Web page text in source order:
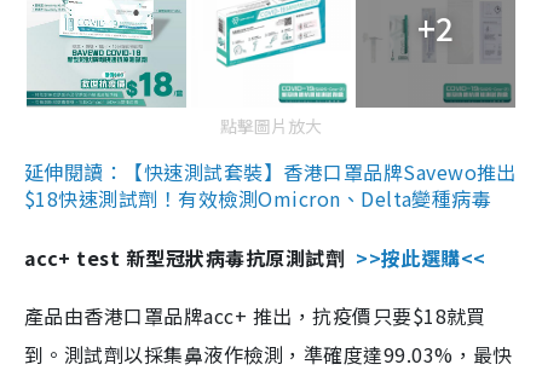
+2
點擊圖片放大
延伸閱讀：【快速測試套裝】香港口罩品牌Savewo推出
$18快速測試劑！有效檢測Omicron、Delta變種病毒
acc+ test 新型冠狀病毒抗原測試劑 >>按此選購<<
產品由香港口罩品牌acc+ 推出，抗疫價只要$18就買
到。測試劑以採集鼻液作檢測，準確度達99.03%，最快